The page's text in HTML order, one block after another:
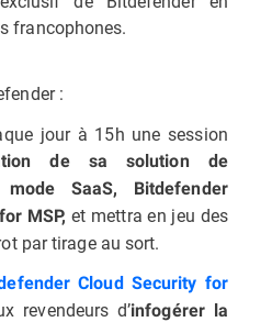
francophones.
:
jour à 15h une session
de sa solution de
SaaS, Bitdefender
MSP, et mettra en jeu des
par tirage au sort.
Cloud Security for
revendeurs d’infogérer la